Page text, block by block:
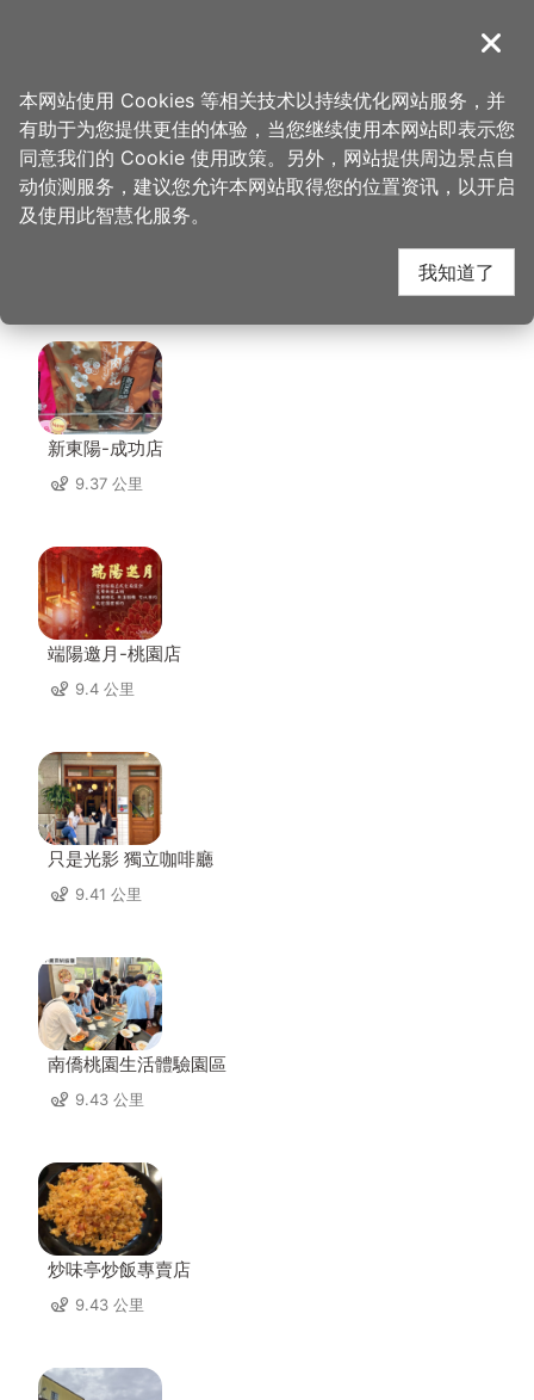
導覽
首页 > 想去的地方 > 美食、购物 > 美茶吧mayteabar
美茶吧mayteabar 周
边店家
新東陽-成功店
9.37 公里
端陽邀月-桃園店
9.4 公里
只是光影 獨立咖啡廳
9.41 公里
南僑桃園生活體驗園區
9.43 公里
炒味亭炒飯專賣店
9.43 公里
关闭
本网站使用 Cookies 等相关技术以持续优化网站服务，并
有助于为您提供更佳的体验，当您继续使用本网站即表示您
同意我们的 Cookie 使用政策。另外，网站提供周边景点自
动侦测服务，建议您允许本网站取得您的位置资讯，以开启
及使用此智慧化服务。
我知道了